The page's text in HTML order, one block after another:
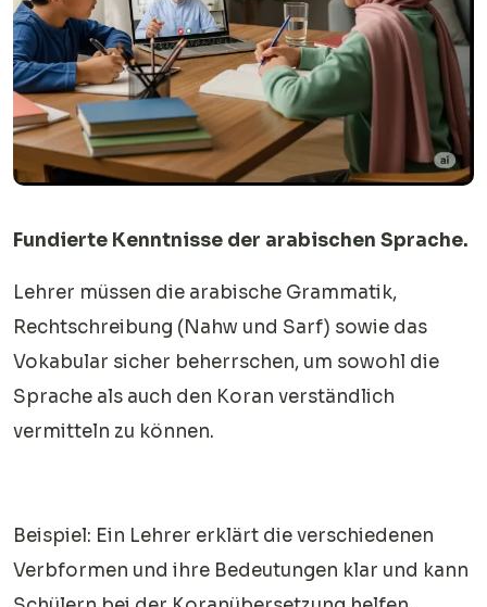
Fundierte Kenntnisse der arabischen Sprache.
Lehrer müssen die arabische Grammatik,
Rechtschreibung (Nahw und Sarf) sowie das
Vokabular sicher beherrschen, um sowohl die
Sprache als auch den Koran verständlich
vermitteln zu können.
Beispiel: Ein Lehrer erklärt die verschiedenen
Verbformen und ihre Bedeutungen klar und kann